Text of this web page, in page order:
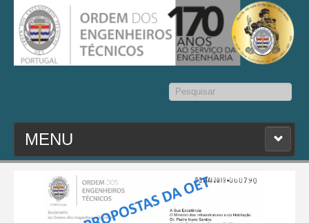
Pesquisar...
MENU
PESQ. MEMBROS
ESTATUTO